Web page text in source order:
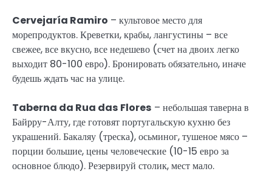
Cervejaría Ramiro – культовое место для
морепродуктов. Креветки, крабы, лангустины – все
свежее, все вкусно, все недешево (счет на двоих легко
выходит 80-100 евро). Бронировать обязательно, иначе
будешь ждать час на улице.
Taberna da Rua das Flores – небольшая таверна в
Байрру-Алту, где готовят португальскую кухню без
украшений. Бакаляу (треска), осьминог, тушеное мясо –
порции большие, цены человеческие (10-15 евро за
основное блюдо). Резервируй столик, мест мало.